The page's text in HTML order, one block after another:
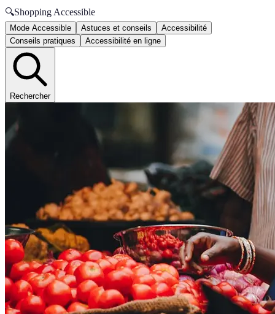
🔍Shopping Accessible
Mode Accessible Astuces et conseils
Accessibilité
Conseils pratiques
Accessibilité en ligne
Rechercher